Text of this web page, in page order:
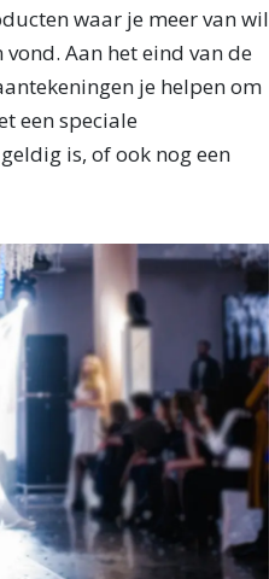
waar je meer van wil
Aan het eind van de
je helpen om
een speciale
is, of ook nog een